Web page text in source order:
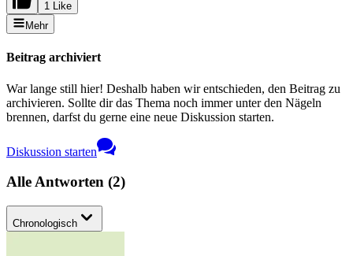
1 Like
Mehr
Beitrag archiviert
War lange still hier! Deshalb haben wir entschieden, den Beitrag zu
archivieren. Sollte dir das Thema noch immer unter den Nägeln
brennen, darfst du gerne eine neue Diskussion starten.
Diskussion starten
Alle Antworten (2)
Chronologisch